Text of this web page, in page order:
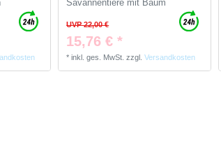
Savannentiere mit Baum
UVP 22,00 €
15,76 € *
*inkl. ges. MwSt. zzgl.Versandkosten